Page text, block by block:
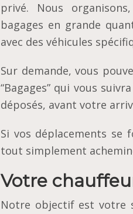
privé. Nous
bagages en grande
avec des véhicules
Sur demande, vous
“Bagages” qui vous
déposés, avant votre
Si vos déplacements
tout simplement
Votre
Notre objectif est votre